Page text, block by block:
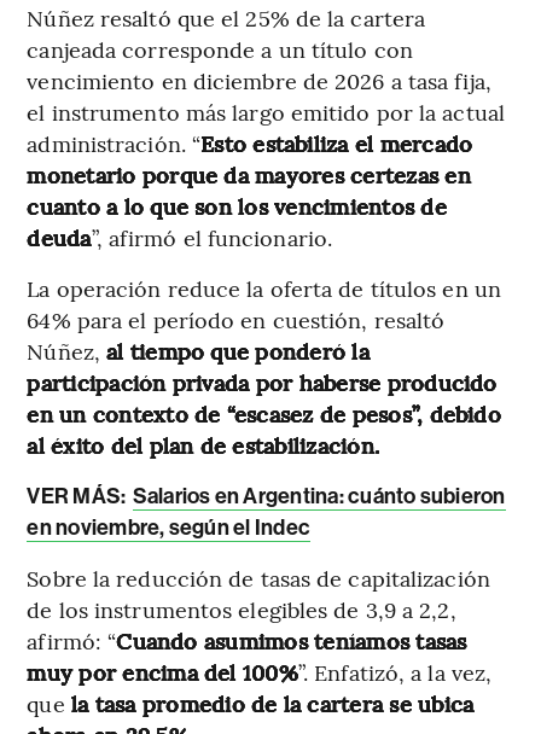
Núñez resaltó que el 25% de la cartera
canjeada corresponde a un título con
vencimiento en diciembre de 2026 a tasa fija,
el instrumento más largo emitido por la actual
administración. “Esto estabiliza el mercado
monetario porque da mayores certezas en
cuanto a lo que son los vencimientos de
deuda”, afirmó el funcionario.
La operación reduce la oferta de títulos en un
64% para el período en cuestión, resaltó
Núñez,al tiempo que ponderó la
participación privada por haberse producido
en un contexto de “escasez de pesos”, debido
al éxito del plan de estabilización.
VER MÁS: Salarios en Argentina: cuánto subieron
en noviembre, según el Indec
Sobre la reducción de tasas de capitalización
de los instrumentos elegibles de 3,9 a 2,2,
afirmó: “Cuando asumimos teníamos tasas
muy por encima del 100%”. Enfatizó, a la vez,
que la tasa promedio de la cartera se ubica